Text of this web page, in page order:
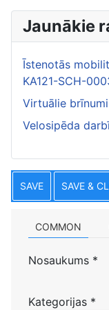
Jaunākie
Īstenotās
KA121-SCH-
Virtuālie
Velosipēda
SAVE SAVE &
COMMON
Nosaukums *
Kategorijas *